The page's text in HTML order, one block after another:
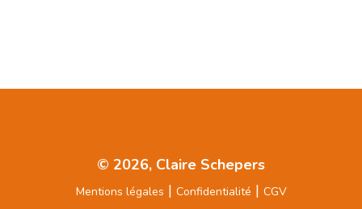
© 2026, Claire Schepers
Mentions légales | Confidentialité | CGV